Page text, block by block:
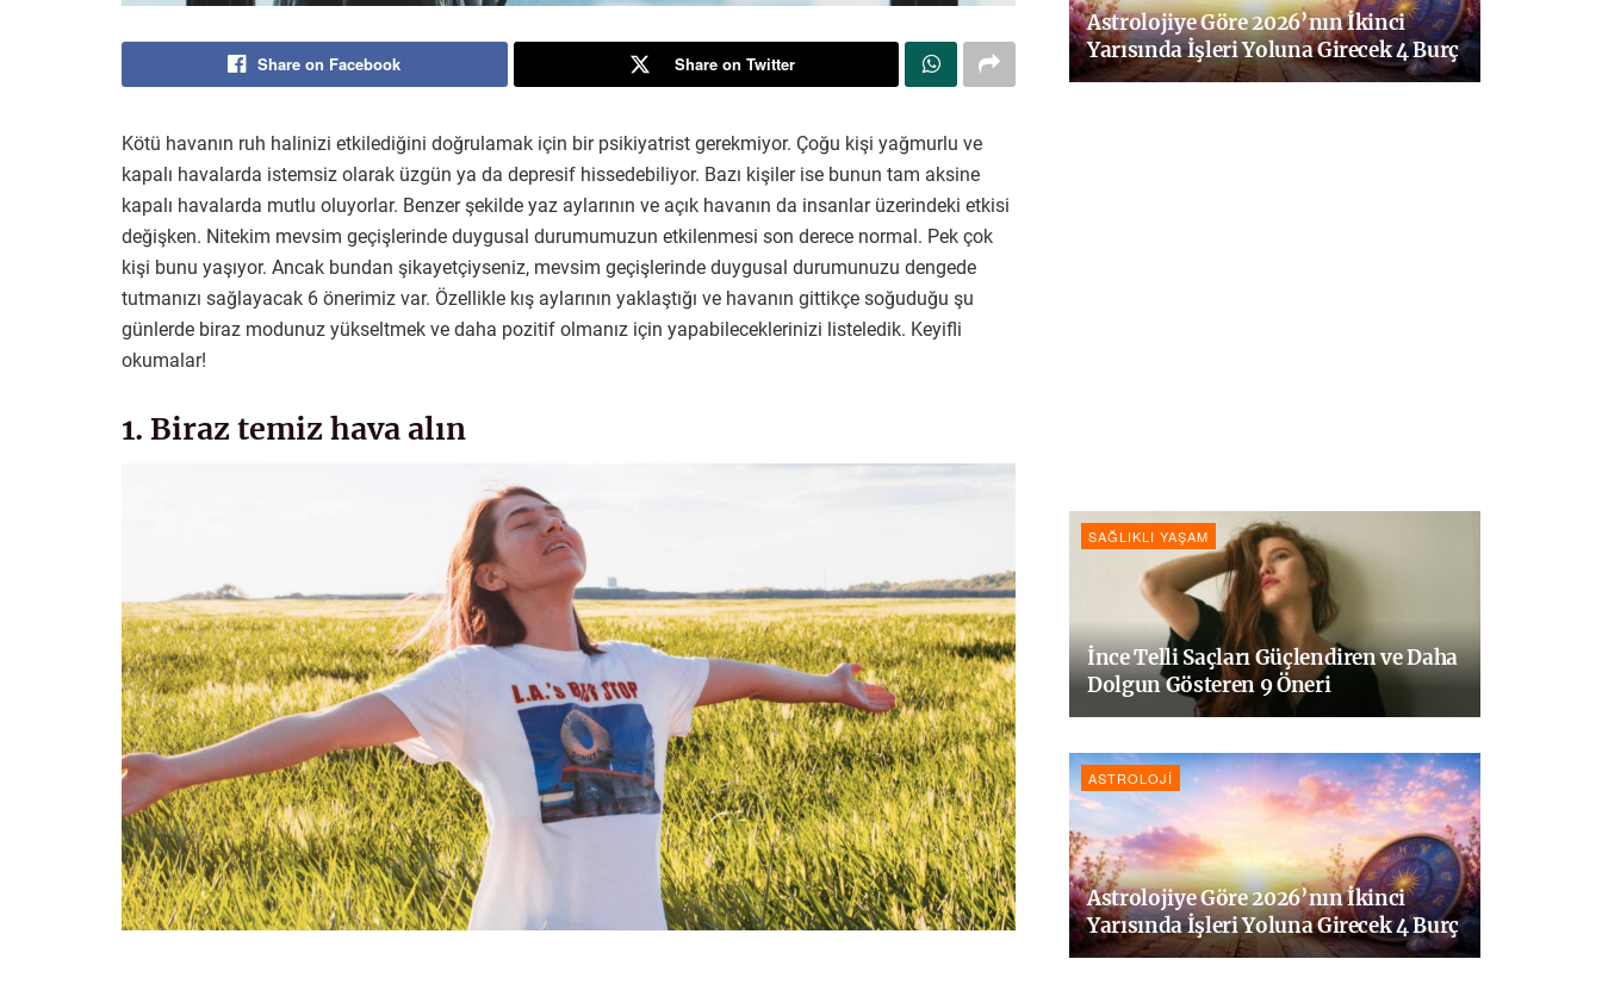
Share on Facebook Share on Twitter
Kötü havanın ruh halinizi etkilediğini doğrulamak için bir psikiyatrist gerekmiyor. Çoğu kişi yağmurlu ve
kapalı havalarda istemsiz olarak üzgün ya da depresif hissedebiliyor. Bazı kişiler ise bunun tam aksine
kapalı havalarda mutlu oluyorlar. Benzer şekilde yaz aylarının ve açık havanın da insanlar üzerindeki etkisi
değişken. Nitekim mevsim geçişlerinde duygusal durumumuzun etkilenmesi son derece normal. Pek çok
kişi bunu yaşıyor. Ancak bundan şikayetçiyseniz, mevsim geçişlerinde duygusal durumunuzu dengede
tutmanızı sağlayacak 6 önerimiz var. Özellikle kış aylarının yaklaştığı ve havanın gittikçe soğuduğu şu
günlerde biraz modunuz yükseltmek ve daha pozitif olmanız için yapabileceklerinizi listeledik. Keyifli
okumalar!
1. Biraz temiz hava alın
Astrolojiye Göre 2026’nın İkinci
Yarısında İşleri Yoluna Girecek 4 Burç
SAĞLIKLI YAŞAM
İnce Telli Saçları Güçlendiren ve Daha
Dolgun Gösteren 9 Öneri
ASTROLOJI
Astrolojiye Göre 2026’nın İkinci
Yarısında İşleri Yoluna Girecek 4 Burç